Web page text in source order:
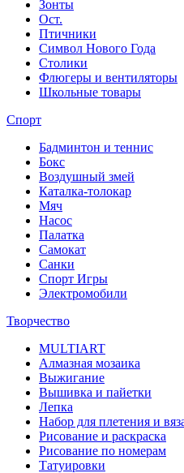
Зонты
Ост.
Птичники
Символ Нового Года
Столики
Флюгеры и вентиляторы
Школьные товары
Спорт
Бадминтон и теннис
Бокс
Воздушный змей
Каталка-толокар
Мяч
Насос
Палатка
Самокат
Санки
Спорт Игры
Электромобили
Творчество
MULTIART
Алмазная мозаика
Выжигание
Вышивка и пайетки
Лепка
Набор для плетения и
Рисование и раскраска
Рисование по номерам
Татуировки